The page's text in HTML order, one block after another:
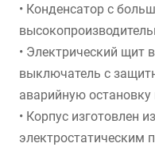
• Конденсатор с
• Электрический щит
выключатель с
аварийную остановку
• Корпус изготовлен